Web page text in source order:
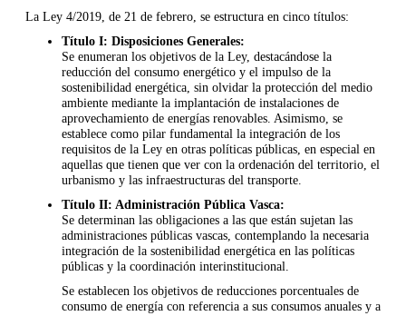
La Ley 4/2019, de 21 de febrero, se estructura en cinco títulos:
Título I: Disposiciones Generales:
Se enumeran los objetivos de la Ley, destacándose la
reducción del consumo energético y el impulso de la
sostenibilidad energética, sin olvidar la protección del medio
ambiente mediante la implantación de instalaciones de
aprovechamiento de energías renovables. Asimismo, se
establece como pilar fundamental la integración de los
requisitos de la Ley en otras políticas públicas, en especial en
aquellas que tienen que ver con la ordenación del territorio, el
urbanismo y las infraestructuras del transporte.
Título II: Administración Pública Vasca:
Se determinan las obligaciones a las que están sujetan las
administraciones públicas vascas, contemplando la necesaria
integración de la sostenibilidad energética en las políticas
públicas y la coordinación interinstitucional.
Se establecen los objetivos de reducciones porcentuales de
consumo de energía con referencia a sus consumos anuales y a